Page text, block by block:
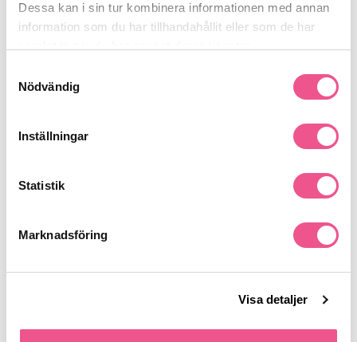
Dessa kan i sin tur kombinera informationen med annan
information som du har tillhandahållit eller som de har
Nödvändig
Inställningar
Statistik
Marknadsföring
Visa detaljer
Liknande produkter
-15%
Waterclouds Volume Cicamed HLT Conditioner 300ml